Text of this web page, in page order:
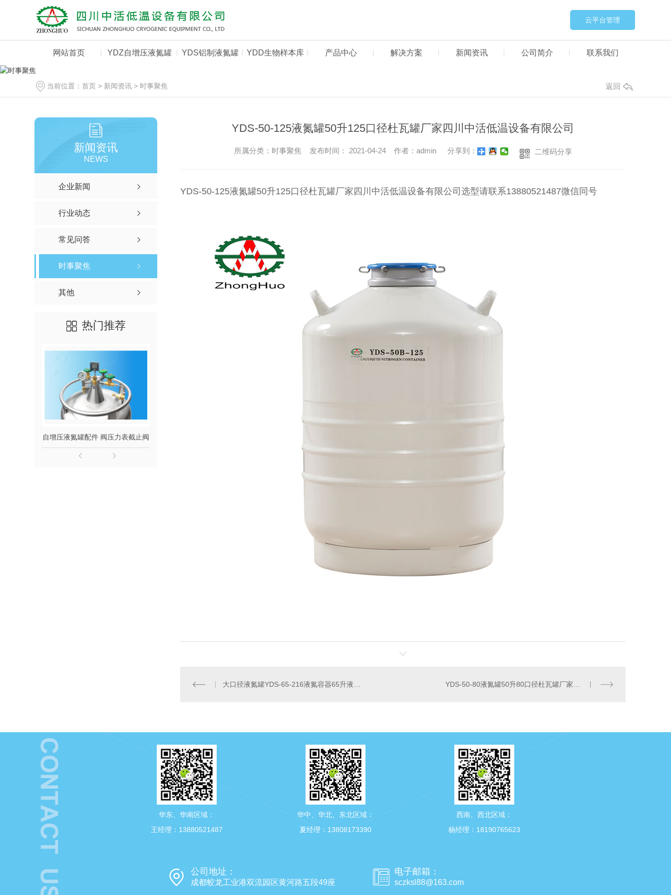
云平台管理
网站首页 YDZ自增压液氮罐 YDS铝制液氮罐 YDD生物样本库 产品中心 解决方案 新闻资讯 公司简介 联系我们
当前位置： 首页 > 新闻资讯 > 时事聚焦 返回
新闻资讯
NEWS
企业新闻
行业动态
常见问答
时事聚焦
其他
热门推荐
自增压液氮罐配件 阀压力表截止阀
YDS-50-125液氮罐50升125口径杜瓦罐厂家四川中活低温设备有限公司
所属分类：时事聚焦 发布时间： 2021-04-24 作者：admin 分享到： 二维码分享
YDS-50-125液氮罐50升125口径杜瓦罐厂家四川中活低温设备有限公司选型请联系13880521487微信同号
大口径液氮罐YDS-65-216液氮容器65升液氮罐厂家四川中活低温设备有限公司 YDS-50-80液氮罐50升80口径杜瓦罐厂家四川中活低温设备有限公司
华东、华南区域：
王经理：13880521487
华中、华北、东北区域：
夏经理：13808173390
西南、西北区域：
杨经理：18190765623
公司地址：
成都蛟龙工业港双流园区黄河路五段49座
电子邮箱：
sczksl88@163.com